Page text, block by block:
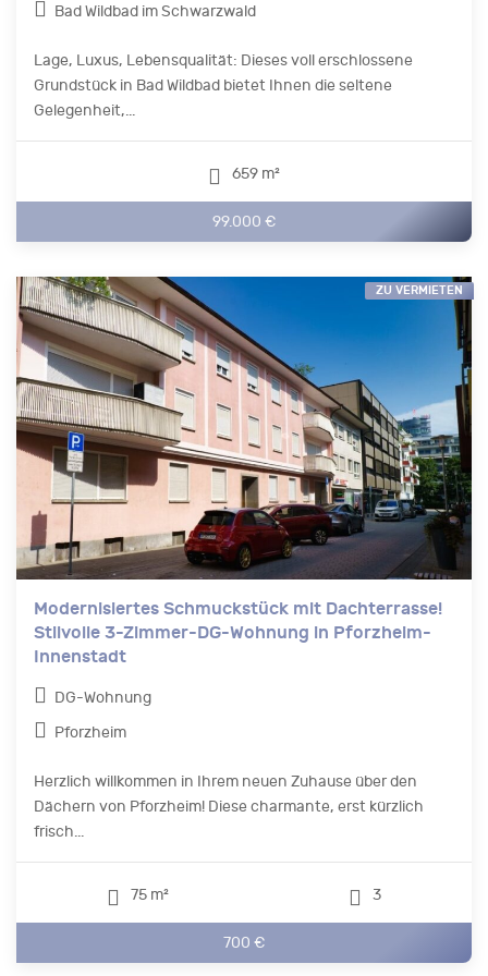
Bad Wildbad im Schwarzwald
Lage, Luxus, Lebensqualität: Dieses voll erschlossene
Grundstück in Bad Wildbad bietet Ihnen die seltene
Gelegenheit,...
659 m²
99.000 €
Modernisiertes Schmuckstück mit Dachterrasse!
Stilvolle 3-Zimmer-DG-Wohnung in Pforzheim-
Innenstadt
DG-Wohnung
Pforzheim
Herzlich willkommen in Ihrem neuen Zuhause über den
Dächern von Pforzheim! Diese charmante, erst kürzlich
frisch...
75 m² 3
700 €
ZU VERMIETEN